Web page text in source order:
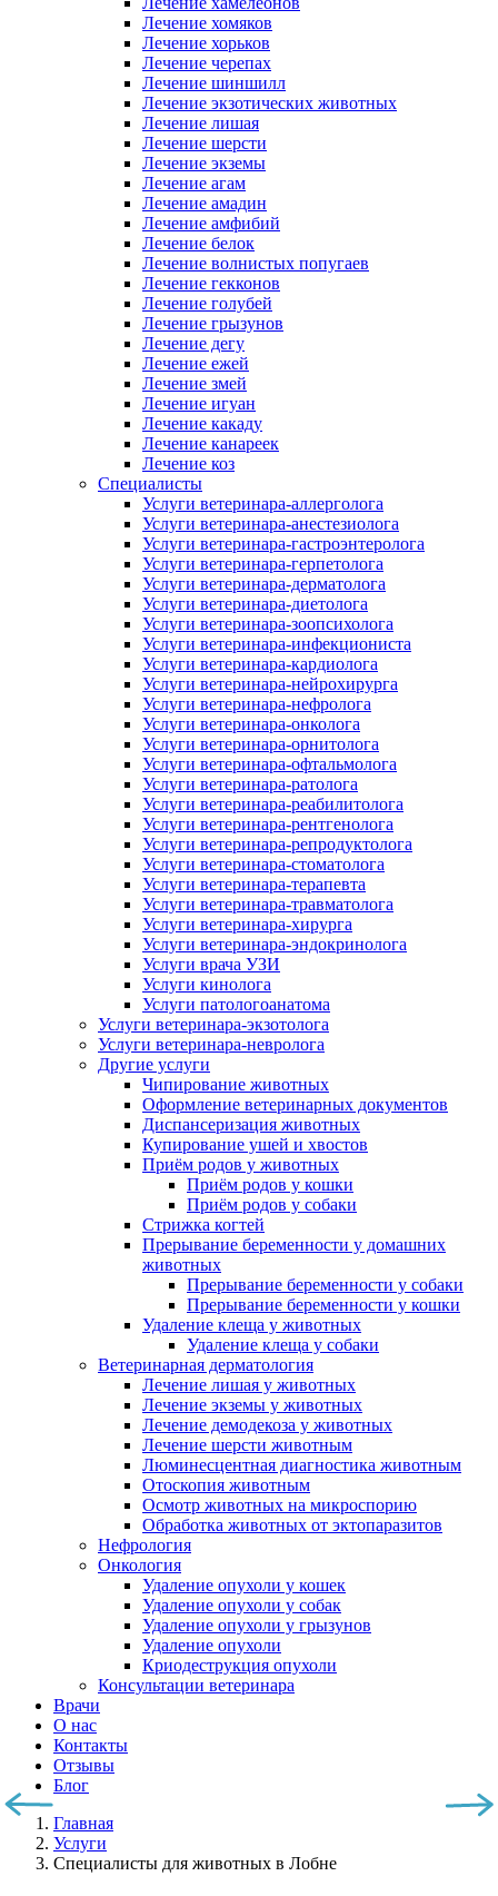
Лечение хомяков
Лечение хорьков
Лечение черепах
Лечение шиншилл
Лечение экзотических животных
Лечение лишая
Лечение шерсти
Лечение экземы
Лечение агам
Лечение амадин
Лечение амфибий
Лечение белок
Лечение волнистых попугаев
Лечение гекконов
Лечение голубей
Лечение грызунов
Лечение дегу
Лечение ежей
Лечение змей
Лечение игуан
Лечение какаду
Лечение канареек
Лечение коз
Специалисты
Услуги ветеринара-аллерголога
Услуги ветеринара-анестезиолога
Услуги ветеринара-гастроэнтеролога
Услуги ветеринара-герпетолога
Услуги ветеринара-дерматолога
Услуги ветеринара-диетолога
Услуги ветеринара-зоопсихолога
Услуги ветеринара-инфекциониста
Услуги ветеринара-кардиолога
Услуги ветеринара-нейрохирурга
Услуги ветеринара-нефролога
Услуги ветеринара-онколога
Услуги ветеринара-орнитолога
Услуги ветеринара-офтальмолога
Услуги ветеринара-ратолога
Услуги ветеринара-реабилитолога
Услуги ветеринара-рентгенолога
Услуги ветеринара-репродуктолога
Услуги ветеринара-стоматолога
Услуги ветеринара-терапевта
Услуги ветеринара-травматолога
Услуги ветеринара-хирурга
Услуги ветеринара-эндокринолога
Услуги врача УЗИ
Услуги кинолога
Услуги патологоанатома
Услуги ветеринара-экзотолога
Услуги ветеринара-невролога
Другие услуги
Чипирование животных
Оформление ветеринарных документов
Диспансеризация животных
Купирование ушей и хвостов
Приём родов у животных
Приём родов у кошки
Приём родов у собаки
Стрижка когтей
Прерывание беременности у домашних
животных
Прерывание беременности у собаки
Прерывание беременности у кошки
Удаление клеща у животных
Удаление клеща у собаки
Ветеринарная дерматология
Лечение лишая у животных
Лечение экземы у животных
Лечение демодекоза у животных
Лечение шерсти животным
Люминесцентная диагностика животным
Отоскопия животным
Осмотр животных на микроспорию
Обработка животных от эктопаразитов
Нефрология
Онкология
Удаление опухоли у кошек
Удаление опухоли у собак
Удаление опухоли у грызунов
Удаление опухоли
Криодеструкция опухоли
Консультации ветеринара
Врачи
О нас
Контакты
Отзывы
Блог
Главная
Услуги
Специалисты для животных в Лобне